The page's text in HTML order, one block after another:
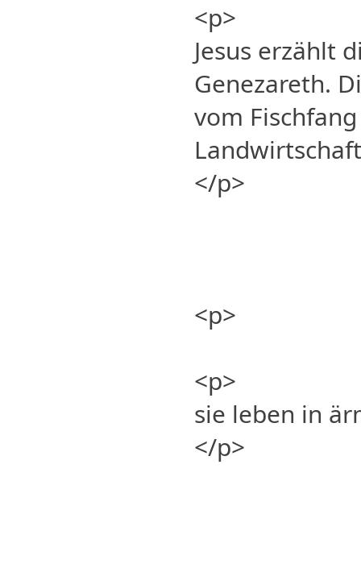
<p>
Jesus erzählt
Genezareth.
vom
</p>
<p>
<p>
sie leben in
</p>